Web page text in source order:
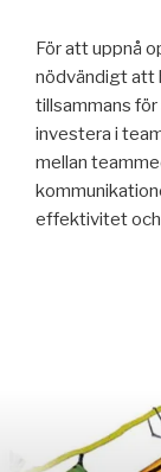
För att uppnå
nödvändigt att
tillsammans
investera i
mellan
effektivitet